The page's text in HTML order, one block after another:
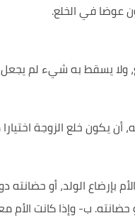
عوضا في الخلع.
ولا يسقط به شيء لم
يكون خلع الزوجة
بإرضاع الولد، أو حضانته
حضانته. ب- وإذا كانت